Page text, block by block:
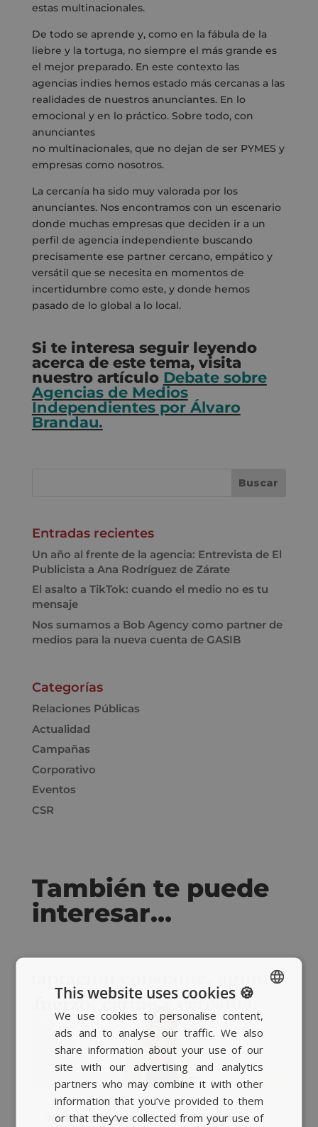
estas multinacionales.
De todo se aprende y, como en la fábula de la
liebre y la tortuga, no siempre el más grande es
el mejor preparado. En este contexto las
agencias indies hemos estado más cercanas a las
realidades de nuestros anunciantes. En lo
emocional y en lo práctico. Sobre todo, con
anunciantes
no multinacionales, que no dejan de ser PYMES y
empresas como nosotros.
La cercanía ha sido muy valorada por los
anunciantes. Nos encontramos con un escenario
donde muchas empresas que deciden ir a un
perfil de agencia independiente buscando
precisamente ese partner cercano, empático y
versátil que se necesita en momentos de
incertidumbre como este, y donde hemos
pasado de lo global a lo local.
Si te interesa seguir leyendo
acerca de este tema, visita
nuestro artículo Debate sobre
Agencias de Medios
Independientes por Álvaro
Brandau.
Entradas recientes
Un año al frente de la agencia: Entrevista de El
Publicista a Ana Rodríguez de Zárate
El asalto a TikTok: cuando el medio no es tu
mensaje
Nos sumamos a Bob Agency como partner de
medios para la nueva cuenta de GASIB
Categorías
Relaciones Públicas
Actualidad
Campañas
Corporativo
Eventos
CSR
También te puede
interesar…
«Liderazgo es atraer sin
SPANISH
BASQUE
CATALAN
ENGLISH
This website uses cookies 🍪
We use cookies to personalise content,
ads and to analyse our traffic. We also
share information about your use of our
site with our advertising and analytics
partners who may combine it with other
information that you’ve provided to them
or that they’ve collected from your use of